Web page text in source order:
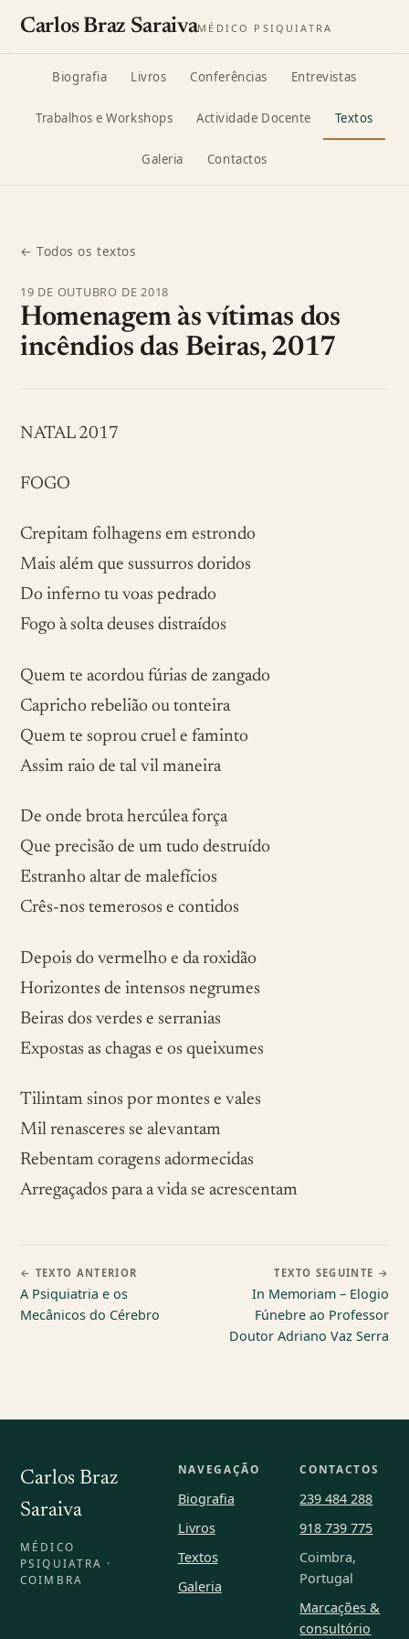
Carlos Braz SaraivaMÉDICO PSIQUIATRA
Biografia Livros Conferências Entrevistas
Trabalhos e Workshops Actividade Docente Textos
Galeria Contactos
← Todos os textos
19 DE OUTUBRO DE 2018
Homenagem às vítimas dos
incêndios das Beiras, 2017
NATAL 2017
FOGO
Crepitam folhagens em estrondo
Mais além que sussurros doridos
Do inferno tu voas pedrado
Fogo à solta deuses distraídos
Quem te acordou fúrias de zangado
Capricho rebelião ou tonteira
Quem te soprou cruel e faminto
Assim raio de tal vil maneira
De onde brota hercúlea força
Que precisão de um tudo destruído
Estranho altar de malefícios
Crês-nos temerosos e contidos
Depois do vermelho e da roxidão
Horizontes de intensos negrumes
Beiras dos verdes e serranias
Expostas as chagas e os queixumes
Tilintam sinos por montes e vales
Mil renasceres se alevantam
Rebentam coragens adormecidas
Arregaçados para a vida se acrescentam
← TEXTO ANTERIOR
A Psiquiatria e os
Mecânicos do Cérebro
TEXTO SEGUINTE →
In Memoriam – Elogio
Fúnebre ao Professor
Doutor Adriano Vaz Serra
Carlos Braz
Saraiva
MÉDICO
PSIQUIATRA ·
COIMBRA
NAVEGAÇÃO
Biografia
Livros
Textos
Galeria
CONTACTOS
239 484 288
918 739 775
Coimbra,
Portugal
Marcações &
consultório